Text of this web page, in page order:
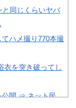
ら…」→「こういう
…（ﾌﾞﾙﾌﾞﾙ」＝韓
適切接待は慣行だっ
にも疑いの視線が向
と同じくらいヤバ
ハメ撮り770本撮
衣を突き破ってし
公開 ⇒ ネット民